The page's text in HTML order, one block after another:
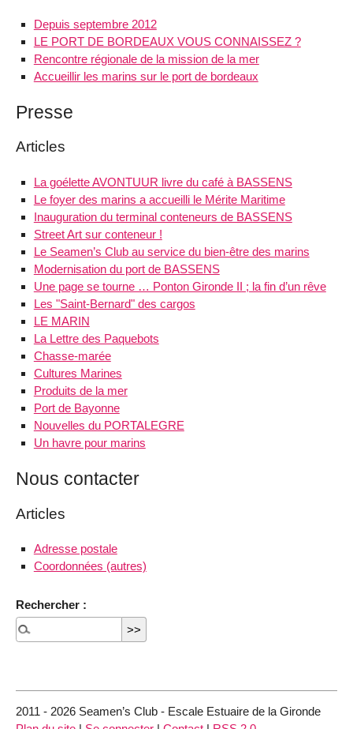
Depuis septembre 2012
LE PORT DE BORDEAUX VOUS CONNAISSEZ ?
Rencontre régionale de la mission de la mer
Accueillir les marins sur le port de bordeaux
Presse
Articles
La goélette AVONTUUR livre du café à BASSENS
Le foyer des marins a accueilli le Mérite Maritime
Inauguration du terminal conteneurs de BASSENS
Street Art sur conteneur !
Le Seamen’s Club au service du bien-être des marins
Modernisation du port de BASSENS
Une page se tourne … Ponton Gironde II ; la fin d’un rêve
Les "Saint-Bernard" des cargos
LE MARIN
La Lettre des Paquebots
Chasse-marée
Cultures Marines
Produits de la mer
Port de Bayonne
Nouvelles du PORTALEGRE
Un havre pour marins
Nous contacter
Articles
Adresse postale
Coordonnées (autres)
Rechercher :
2011 - 2026 Seamen’s Club - Escale Estuaire de la Gironde